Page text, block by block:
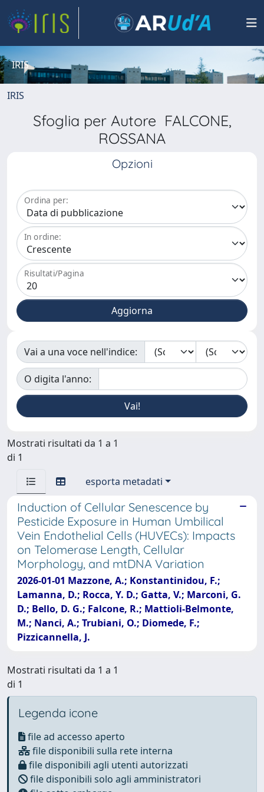
IRIS
IRIS
Sfoglia per Autore FALCONE,
ROSSANA
Opzioni
Ordina per:
In ordine:
Risultati/Pagina
Vai a una voce nell'indice:
O digita l'anno:
Mostrati risultati da 1 a 1
di 1
esporta metadati
Induction of Cellular Senescence by
Pesticide Exposure in Human Umbilical
Vein Endothelial Cells (HUVECs): Impacts
on Telomerase Length, Cellular
Morphology, and mtDNA Variation
2026-01-01 Mazzone, A.; Konstantinidou, F.;
Lamanna, D.; Rocca, Y. D.; Gatta, V.; Marconi, G.
D.; Bello, D. G.; Falcone, R.; Mattioli-Belmonte,
M.; Nanci, A.; Trubiani, O.; Diomede, F.;
Pizzicannella, J.
Mostrati risultati da 1 a 1
di 1
Legenda icone
file ad accesso aperto
file disponibili sulla rete interna
file disponibili agli utenti autorizzati
file disponibili solo agli amministratori